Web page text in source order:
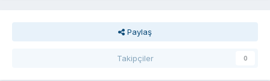
Paylaş
Takipçiler 0